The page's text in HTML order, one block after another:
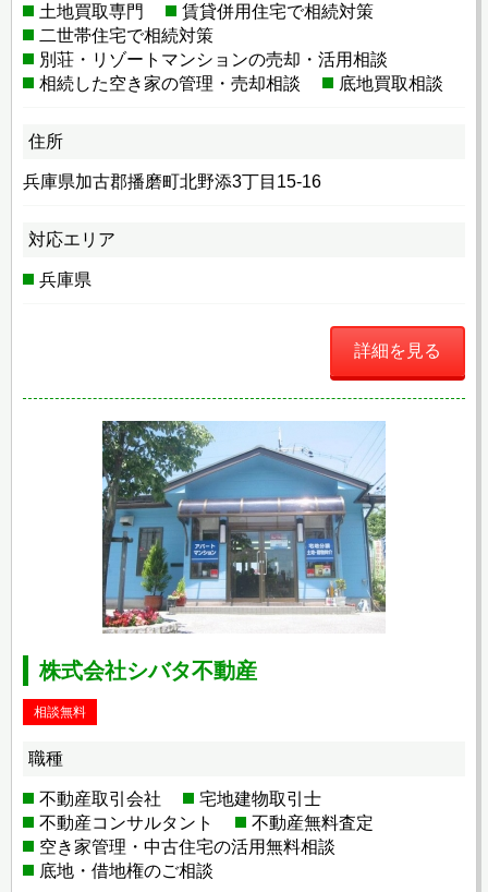
土地買取専門
賃貸併用住宅で相続対策
二世帯住宅で相続対策
別荘・リゾートマンションの売却・活用相談
相続した空き家の管理・売却相談
底地買取相談
住所
兵庫県加古郡播磨町北野添3丁目15-16
対応エリア
兵庫県
詳細を見る
株式会社シバタ不動産
相談無料
職種
不動産取引会社
宅地建物取引士
不動産コンサルタント
不動産無料査定
空き家管理・中古住宅の活用無料相談
底地・借地権のご相談